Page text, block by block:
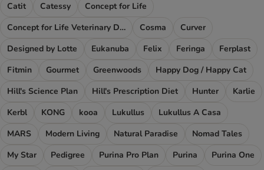
Catit
Catessy
Concept for Life
Concept for Life Veterinary Diet
Cosma
Curver
Designed by Lotte
Eukanuba Felix Feringa
Ferplast
Fitmin
Gourmet Greenwoods
Happy Dog / Happy Cat
Hill's Science Plan
Hill's Prescription Diet Hunter
Karlie
Kerbl
KONG kooa Lukullus
Lukullus A Casa
MARS
Modern Living Natural Paradise
Nomad Tales
My Star
Pedigree Purina Pro Plan Purina
Purina One